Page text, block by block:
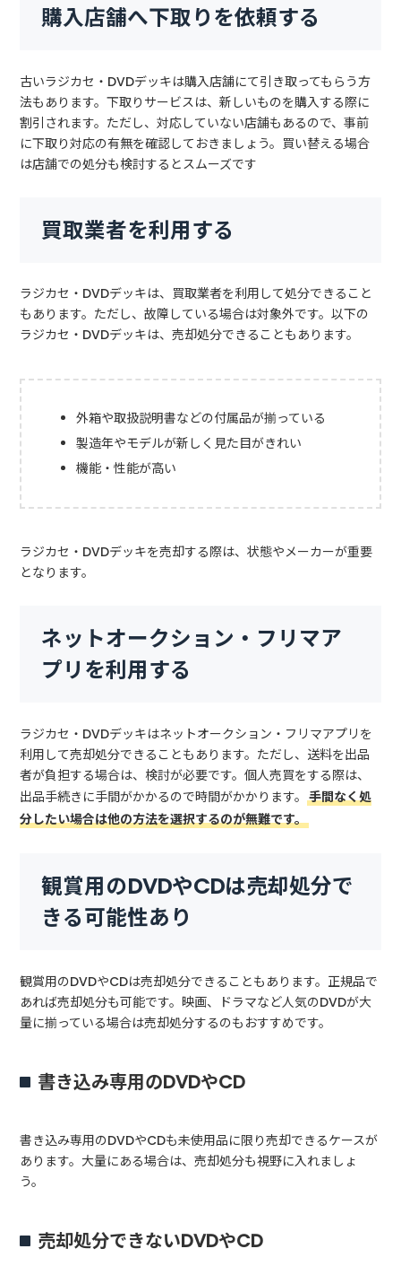
購入店舗へ下取りを依頼する
古いラジカセ・DVDデッキは購入店舗にて引き取ってもらう方
法もあります。下取りサービスは、新しいものを購入する際に
割引されます。ただし、対応していない店舗もあるので、事前
に下取り対応の有無を確認しておきましょう。買い替える場合
は店舗での処分も検討するとスムーズです
買取業者を利用する
ラジカセ・DVDデッキは、買取業者を利用して処分できること
もあります。ただし、故障している場合は対象外です。以下の
ラジカセ・DVDデッキは、売却処分できることもあります。
外箱や取扱説明書などの付属品が揃っている
製造年やモデルが新しく見た目がきれい
機能・性能が高い
ラジカセ・DVDデッキを売却する際は、状態やメーカーが重要
となります。
ネットオークション・フリマア
プリを利用する
ラジカセ・DVDデッキはネットオークション・フリマアプリを
利用して売却処分できることもあります。ただし、送料を出品
者が負担する場合は、検討が必要です。個人売買をする際は、
出品手続きに手間がかかるので時間がかかります。手間なく処
分したい場合は他の方法を選択するのが無難です。
観賞用のDVDやCDは売却処分で
きる可能性あり
観賞用のDVDやCDは売却処分できることもあります。正規品で
あれば売却処分も可能です。映画、ドラマなど人気のDVDが大
量に揃っている場合は売却処分するのもおすすめです。
書き込み専用のDVDやCD
書き込み専用のDVDやCDも未使用品に限り売却できるケースが
あります。大量にある場合は、売却処分も視野に入れましょ
う。
売却処分できないDVDやCD